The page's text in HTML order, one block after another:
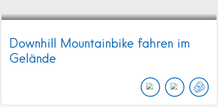
Downhill Mountainbike fahren im
Gelände